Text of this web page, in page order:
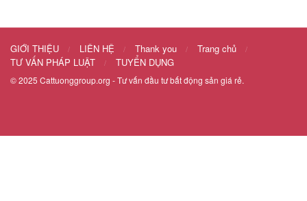
GIỚI THIỆU LIÊN HỆ Thank you
Trang chủ
TƯ VẤN PHÁP LUẬT
TUYỂN DỤNG
© 2025 Cattuonggroup.org - Tư vấn đầu tư bất động sản giá rẻ.